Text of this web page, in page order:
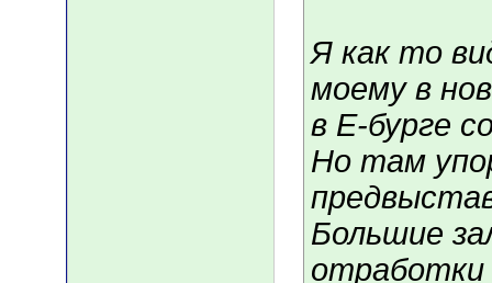
Я как то
моему в
в Е-бурге
Но там
Большие
отработки